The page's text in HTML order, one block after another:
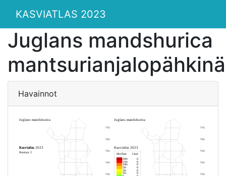
KASVIATLAS 2023
Juglans mandshurica
mantsurianjalopähkinä
Havainnot